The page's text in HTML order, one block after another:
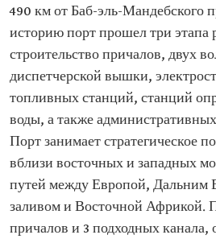
490 км от Баб-эль-Мандебского
историю порт прошел три этапа
строительство причалов, двух
диспетчерской вышки,
топливных станций, станций
воды, а также
Порт занимает стратегическое
вблизи восточных и западных
путей между Европой, Дальним
заливом и Восточной Африкой.
причалов и 3 подходных канала,